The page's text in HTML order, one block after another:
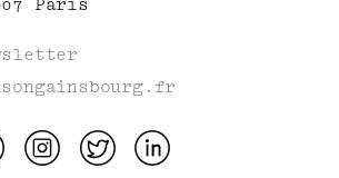
Paris